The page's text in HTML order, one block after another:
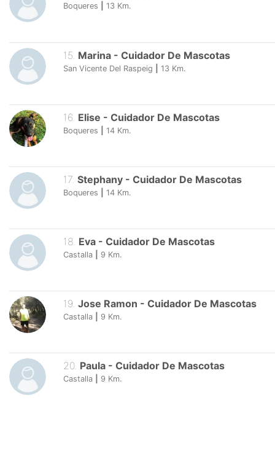
Boqueres 13 Km.
15 Marina - Cuidador De Mascotas
San Vicente Del Raspeig 13 Km.
16 Elise - Cuidador De Mascotas
Boqueres 14 Km.
17. Stephany - Cuidador De Mascotas
Boqueres 14 Km.
18. Eva - Cuidador De Mascotas
Castalla 9 Km.
19. Jose Ramon - Cuidador De Mascotas
Castalla 9 Km.
20. Paula - Cuidador De Mascotas
Castalla 9 Km.